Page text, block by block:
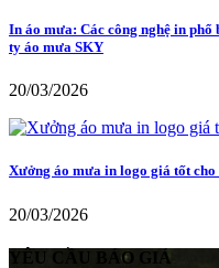
In áo mưa: Các công nghệ in
ty áo mưa SKY
20/03/2026
Xưởng áo mưa in logo giá tốt
20/03/2026
YÊU CẦU BÁO GIÁ